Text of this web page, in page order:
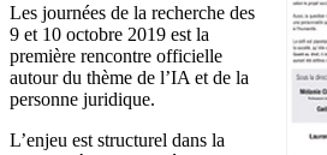
Les journées de la recherche des
9 et 10 octobre 2019 est la
première rencontre officielle
autour du thème de l’IA et de la
personne juridique.
L’enjeu est structurel dans la